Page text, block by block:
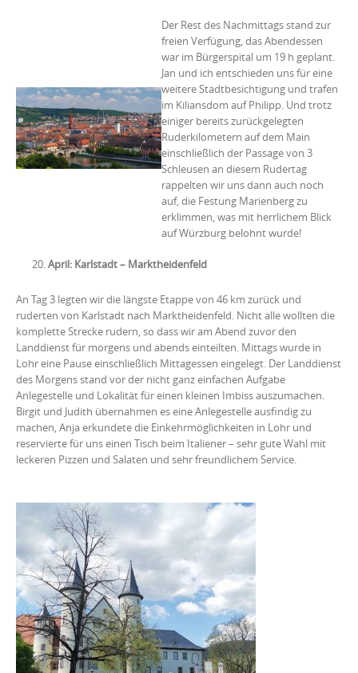
Der Rest des Nachmittags stand zur
freien Verfügung, das Abendessen
war im Bürgerspital um 19 h geplant.
Jan und ich entschieden uns für eine
weitere Stadtbesichtigung und trafen
im Kiliansdom auf Philipp. Und trotz
einiger bereits zurückgelegten
Ruderkilometern auf dem Main
einschließlich der Passage von 3
Schleusen an diesem Rudertag
rappelten wir uns dann auch noch
auf, die Festung Marienberg zu
erklimmen, was mit herrlichem Blick
auf Würzburg belohnt wurde!
April: Karlstadt – Marktheidenfeld
An Tag 3 legten wir die längste Etappe von 46 km zurück und
ruderten von Karlstadt nach Marktheidenfeld. Nicht alle wollten die
komplette Strecke rudern, so dass wir am Abend zuvor den
Landdienst für morgens und abends einteilten. Mittags wurde in
Lohr eine Pause einschließlich Mittagessen eingelegt. Der Landdienst
des Morgens stand vor der nicht ganz einfachen Aufgabe
Anlegestelle und Lokalität für einen kleinen Imbiss auszumachen.
Birgit und Judith übernahmen es eine Anlegestelle ausfindig zu
machen, Anja erkundete die Einkehrmöglichkeiten in Lohr und
reservierte für uns einen Tisch beim Italiener – sehr gute Wahl mit
leckeren Pizzen und Salaten und sehr freundlichem Service.